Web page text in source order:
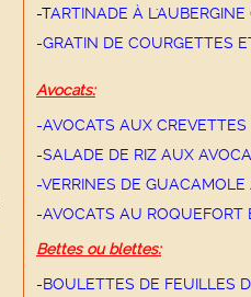
-TARTINADE À L'AUBERGINE
-GRATIN DE COURGETTES
Avocats:
-AVOCATS AUX CREVETTES
-SALADE DE RIZ AUX
-VERRINES DE GUACAMOLE
-AVOCATS AU
Bettes ou blettes:
-BOULETTES DE FEUILLES